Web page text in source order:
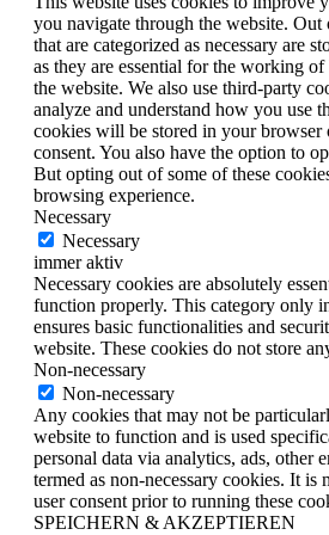
you navigate through the website. Out
that are categorized as necessary are
as they are essential for the working
the website. We also use third-party
analyze and understand how you use
cookies will be stored in your
consent. You also have the option to
But opting out of some of these
browsing experience.
Necessary
Necessary
immer aktiv
Necessary cookies are absolutely
function properly. This category only
ensures basic functionalities and
website. These cookies do not store
Non-necessary
Non-necessary
Any cookies that may not be
website to function and is used
personal data via analytics, ads, other
termed as non-necessary cookies. It is
user consent prior to running these
SPEICHERN & AKZEPTIEREN